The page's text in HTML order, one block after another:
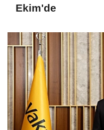
Ekim'de